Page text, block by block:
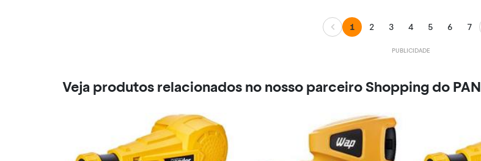
1 2 3 4 5 6 7
Veja produtos relacionados no nosso parceiro Shopping do PAN